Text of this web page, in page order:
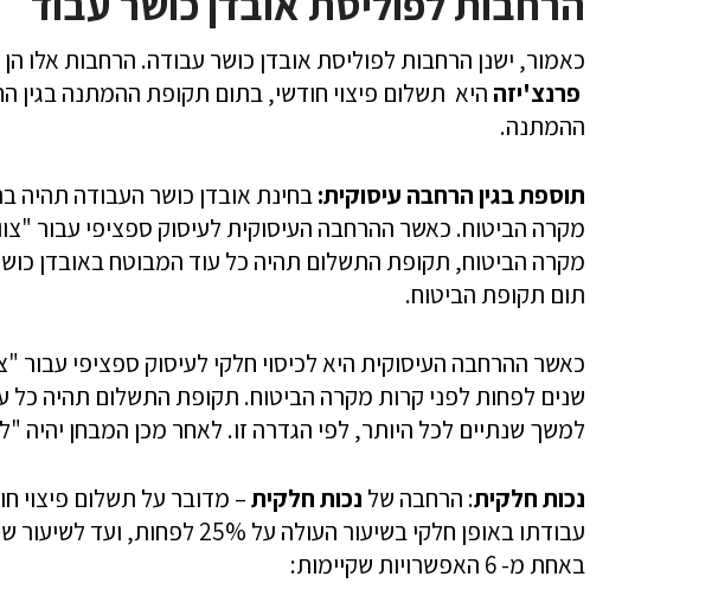
כאמור, ישנן הרחבות לפוליסת אובדן כושר עבודה. הרחבות
פרנצ'יזה היא תשלום פיצוי חודשי, בתום תקופת ההמתנה בגין
ההמתנה.
תוספת בגין הרחבה עיסוקית:בחינת אובדן כושר העבודה תהיה
מקרה הביטוח. כאשר ההרחבה העיסוקית לעיסוק ספציפי עבור
מקרה הביטוח, תקופת התשלום תהיה כל עוד המבוטח באובדן
תום תקופת הביטוח.
כאשר ההרחבה העיסוקית היא לכיסוי חלקי לעיסוק ספציפי עבור
שנים לפחות לפני קרות מקרה הביטוח. תקופת התשלום תהיה כל
למשך שנתיים לכל היותר, לפי הגדרה זו. לאחר מכן המבחן יהיה
נכות חלקית: הרחבה של נכות חלקית– מדובר על תשלום פיצוי
באחת מ- 6 האפשרויות שקיימות: